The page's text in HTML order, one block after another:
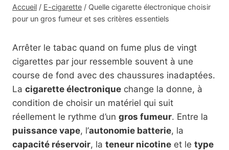
Accueil / E-cigarette / Quelle cigarette électronique choisir
pour un gros fumeur et ses critères essentiels
Arrêter le tabac quand on fume plus de vingt
cigarettes par jour ressemble souvent à une
course de fond avec des chaussures inadaptées.
La cigarette électronique change la donne, à
condition de choisir un matériel qui suit
réellement le rythme d’un gros fumeur. Entre la
puissance vape, l’autonomie batterie, la
capacité réservoir, la teneur nicotine et le type